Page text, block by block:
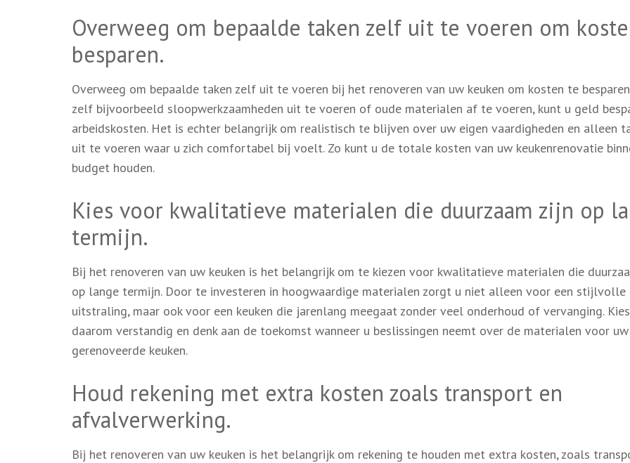
Overweeg om bepaalde taken zelf uit te voeren om
besparen.
Overweeg om bepaalde taken zelf uit te voeren bij het renoveren van uw keuken om kosten te
zelf bijvoorbeeld sloopwerkzaamheden uit te voeren of oude materialen af te voeren, kunt u geld
arbeidskosten. Het is echter belangrijk om realistisch te blijven over uw eigen vaardigheden en alleen
uit te voeren waar u zich comfortabel bij voelt. Zo kunt u de totale kosten van uw keukenrenovatie
budget houden.
Kies voor kwalitatieve materialen die duurzaam zijn op
termijn.
Bij het renoveren van uw keuken is het belangrijk om te kiezen voor kwalitatieve materialen die
op lange termijn. Door te investeren in hoogwaardige materialen zorgt u niet alleen voor een stijlvolle
uitstraling, maar ook voor een keuken die jarenlang meegaat zonder veel onderhoud of vervanging. Kies
daarom verstandig en denk aan de toekomst wanneer u beslissingen neemt over de materialen voor uw
gerenoveerde keuken.
Houd rekening met extra kosten zoals transport en
afvalverwerking.
Bij het renoveren van uw keuken is het belangrijk om rekening te houden met extra kosten, zoals